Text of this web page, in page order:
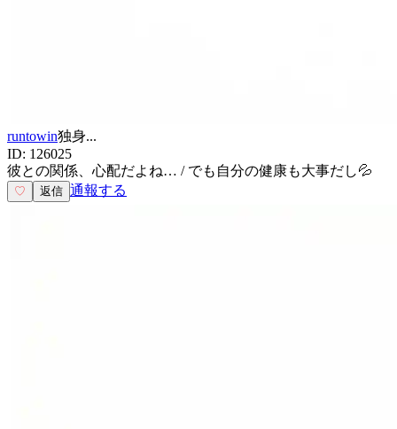
runtowin独身...
ID: 126025
彼との関係、心配だよね… / でも自分の健康も大事だし💦
♡ 返信 通報する